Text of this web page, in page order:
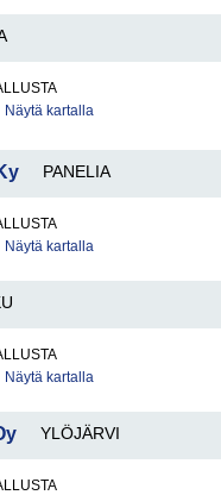
Näytä kartalla
PANELIA
Näytä kartalla
Näytä kartalla
YLÖJÄRVI